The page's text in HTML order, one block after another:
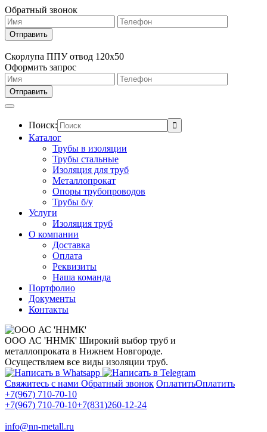
Обратный звонок
Скорлупа ППУ отвод 120х50
Оформить запрос
Поиск:
Каталог
Трубы в изоляции
Трубы стальные
Изоляция для труб
Металлопрокат
Опоры трубопроводов
Трубы б/у
Услуги
Изоляция труб
О компании
Доставка
Оплата
Реквизиты
Наша команда
Портфолио
Документы
Контакты
ООО АС 'ННМК' Широкий выбор труб и
металлопроката в Нижнем Новгороде.
Осуществляем все виды изоляции труб.
Свяжитесь с нами Обратный звонок ОплатитьОплатить
+7(967) 710-70-10
+7(967) 710-70-10+7(831)260-12-24
info@nn-metall.ru